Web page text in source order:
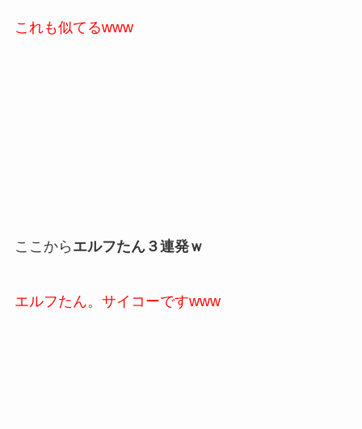
これも似てるwww
ここから エルフたん３連発ｗ
エルフたん。サイコーですwww